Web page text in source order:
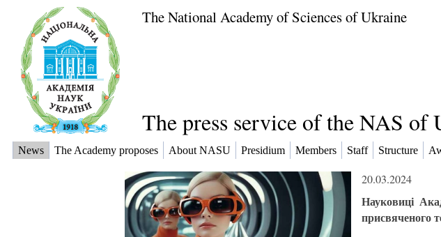
The National Academy of Sciences of Ukraine
The press service of the NAS of
News The Academy proposes About NASU Presidium Members Staff Structure
20.03.2024
Науковиці
присвяченого